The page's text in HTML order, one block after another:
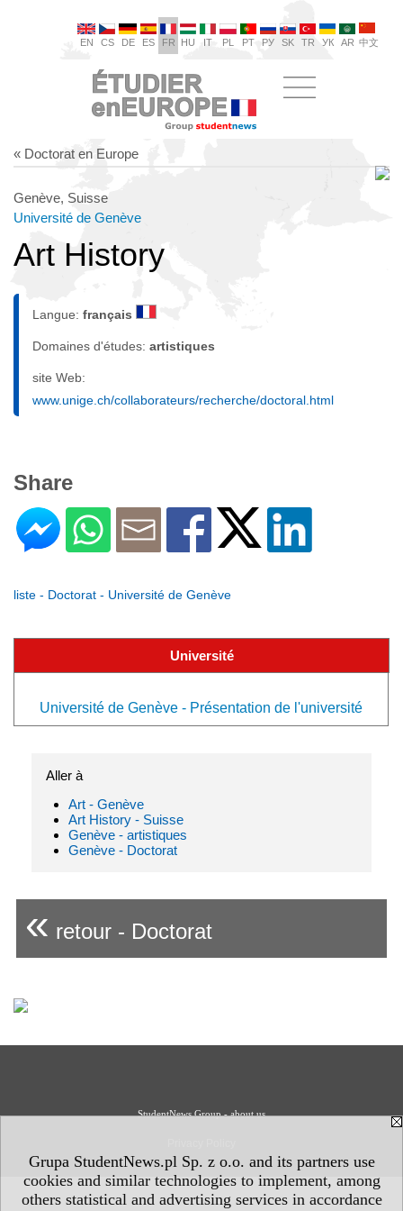
Grupa StudentNews.pl Sp. z o.o. and its partners use
cookies and similar technologies to implement, among
others statistical and advertising services in accordance
EN CS DE ES FR HU IT PL PT РУ SK TR УК AR 中文
« Doctorat en Europe
Genève, Suisse
Université de Genève
Art History
Langue: français
Domaines d'études: artistiques
site Web:
www.unige.ch/collaborateurs/recherche/doctoral.html
Share
liste - Doctorat - Université de Genève
Université
Université de Genève - Présentation de l'université
Aller à
Art - Genève
Art History - Suisse
Genève - artistiques
Genève - Doctorat
« retour - Doctorat
StudentNews Group - about us